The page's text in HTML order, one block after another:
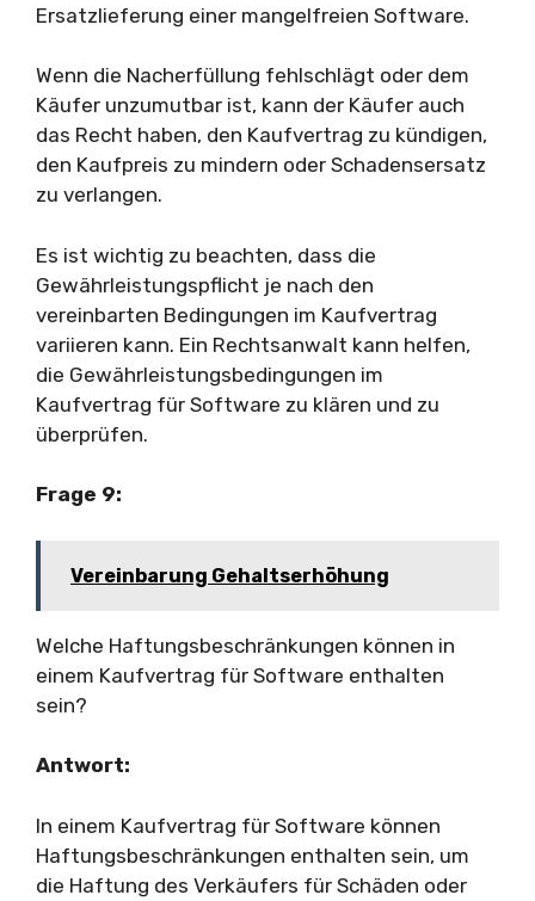
Ersatzlieferung einer mangelfreien Software.
Wenn die Nacherfüllung fehlschlägt oder dem
Käufer unzumutbar ist, kann der Käufer auch
das Recht haben, den Kaufvertrag zu kündigen,
den Kaufpreis zu mindern oder Schadensersatz
zu verlangen.
Es ist wichtig zu beachten, dass die
Gewährleistungspflicht je nach den
vereinbarten Bedingungen im Kaufvertrag
variieren kann. Ein Rechtsanwalt kann helfen,
die Gewährleistungsbedingungen im
Kaufvertrag für Software zu klären und zu
überprüfen.
Frage 9:
Vereinbarung Gehaltserhöhung
Welche Haftungsbeschränkungen können in
einem Kaufvertrag für Software enthalten
sein?
Antwort:
In einem Kaufvertrag für Software können
Haftungsbeschränkungen enthalten sein, um
die Haftung des Verkäufers für Schäden oder